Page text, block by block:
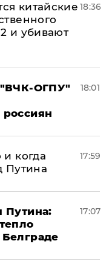
китайские
и убивают
18:36
"ВЧК-ОГПУ"
18:01
и когда
Путина
17:59
Путина:
17:07